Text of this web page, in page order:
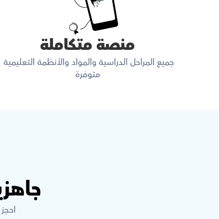
منصة متكاملة
جميع المراحل الدراسية والمواد والأنظمة التعليمية
متوفرة